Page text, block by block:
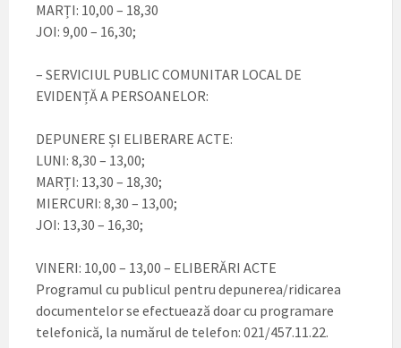
MARȚI: 10,00 – 18,30
JOI: 9,00 – 16,30;
– SERVICIUL PUBLIC COMUNITAR LOCAL DE
EVIDENȚĂ A PERSOANELOR:
DEPUNERE ȘI ELIBERARE ACTE:
LUNI: 8,30 – 13,00;
MARȚI: 13,30 – 18,30;
MIERCURI: 8,30 – 13,00;
JOI: 13,30 – 16,30;
VINERI: 10,00 – 13,00 – ELIBERĂRI ACTE
Programul cu publicul pentru depunerea/ridicarea
documentelor se efectuează doar cu programare
telefonică, la numărul de telefon: 021/457.11.22.